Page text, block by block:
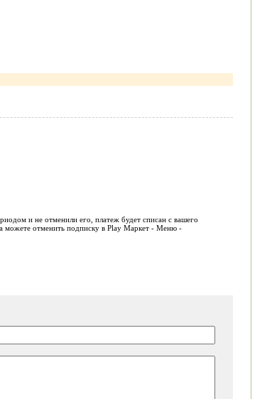
и не отменили его, платеж будет списан с вашего
можете отменить подписку в Play Маркет - Меню -